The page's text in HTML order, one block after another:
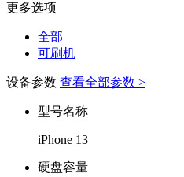
更多选项
全部
可刷机
设备参数 查看全部参数 >
型号名称
iPhone 13
硬盘容量